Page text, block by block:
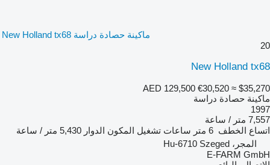
ماكينة حصادة دراسة New Holland tx68
20
New Holland tx68
AED 129,500 €30,520 ≈ $35,270
ماكينة حصادة دراسة
1997
7,557 متر / ساعة
اتساع الخطف 6 متر ساعات تشغيل المكون الدوار 5,430 متر / ساعة
المجر، Hu-6710 Szeged
E-FARM GmbH